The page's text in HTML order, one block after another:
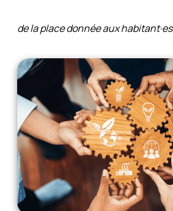
de la place donnée aux habitant·es